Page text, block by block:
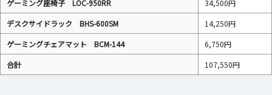
ゲーミング座椅子 LOC-950RR
34,500円
デスクサイドラック BHS-600SM
14,250円
ゲーミングチェアマット BCM-144
6,750円
合計
107,550円